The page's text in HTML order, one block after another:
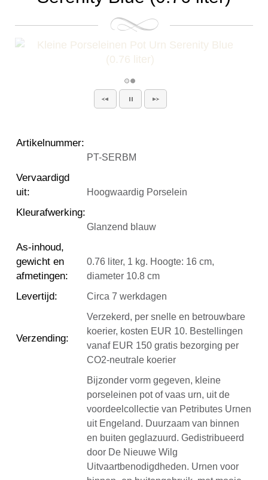
Artikelnummer:
PT-SERBM
Vervaardigd
uit: Hoogwaardig Porselein
Kleurafwerking:
Glanzend blauw
As-inhoud,
gewicht en
afmetingen:
0.76 liter, 1 kg. Hoogte: 16 cm,
diameter 10.8 cm
Levertijd: Circa 7 werkdagen
Verzending:
Verzekerd, per snelle en betrouwbare
koerier, kosten EUR 10. Bestellingen
vanaf EUR 150 gratis bezorging per
CO2-neutrale koerier
Bijzonder vorm gegeven, kleine
porseleinen pot of vaas urn, uit de
voordeelcollectie van Petributes Urnen
uit Engeland. Duurzaam van binnen
en buiten geglazuurd. Gedistribueerd
door De Nieuwe Wilg
Uitvaartbenodigdheden. Urnen voor